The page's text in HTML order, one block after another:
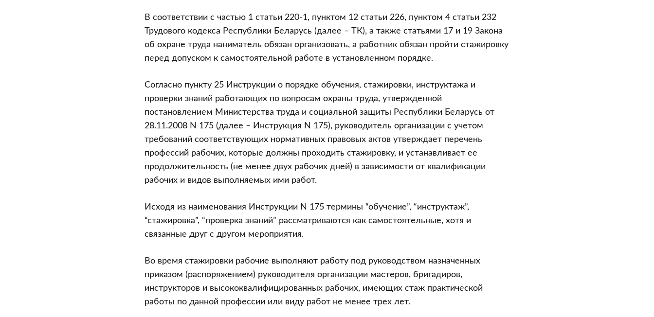
В соответствии с частью 1 статьи 220-1, пунктом 12 статьи 226, пунктом 4 статьи 232
Трудового кодекса Республики Беларусь (далее – ТК), а также статьями 17 и 19 Закона
об охране труда наниматель обязан организовать, а работник обязан пройти стажировку
перед допуском к самостоятельной работе в установленном порядке.
Согласно пункту 25 Инструкции о порядке обучения, стажировки, инструктажа и
проверки знаний работающих по вопросам охраны труда, утвержденной
постановлением Министерства труда и социальной защиты Республики Беларусь от
28.11.2008 N 175 (далее – Инструкция N 175), руководитель организации с учетом
требований соответствующих нормативных правовых актов утверждает перечень
профессий рабочих, которые должны проходить стажировку, и устанавливает ее
продолжительность (не менее двух рабочих дней) в зависимости от квалификации
рабочих и видов выполняемых ими работ.
Исходя из наименования Инструкции N 175 термины “обучение”, “инструктаж”,
“стажировка”, “проверка знаний” рассматриваются как самостоятельные, хотя и
связанные друг с другом мероприятия.
Во время стажировки рабочие выполняют работу под руководством назначенных
приказом (распоряжением) руководителя организации мастеров, бригадиров,
инструкторов и высококвалифицированных рабочих, имеющих стаж практической
работы по данной профессии или виду работ не менее трех лет.